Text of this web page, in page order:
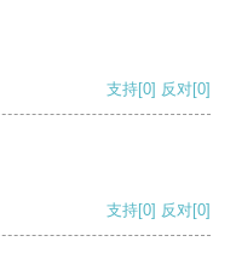
支持[0] 反对[0]
支持[0] 反对[0]